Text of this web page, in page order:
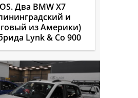
Два BMW X7
и
из Америки)
Lynk & Co 900